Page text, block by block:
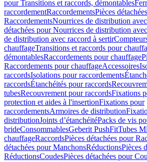
pour Transitions et raccords, démontables
raccordementRaccordementsPièces
RaccordementsNourrices de distribution
détachées pour Nourrices de distribution
de distribution avec raccord à sertir
chauffageTransitions et raccords pour
démontablesRaccordements pour chauffage
Raccordements pour chauffageAccessoires
raccordsIsolations pour raccordements
raccordsÉtanchéités pour raccords
tubesRecouvrement pour raccordsFixations
protection et aides à l'insertionFixations pour
raccordementsArmoires de distribution
distributionJoints d’étanchéitéPacks de vis
brideConsommablesGeberit PushFitTubes
chauffageRaccordsPièces détachées pour
détachées pour ManchonsRéductionsPièces
RéductionsCoudesPièces détachées pour